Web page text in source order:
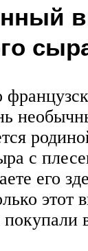
с
его
этот
покупали